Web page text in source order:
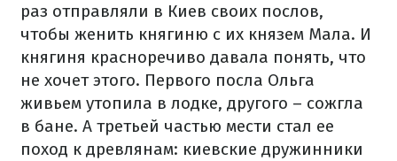
раз отправляли в Киев своих послов,
чтобы женить княгиню с их князем Мала. И
княгиня красноречиво давала понять, что
не хочет этого. Первого посла Ольга
живьем утопила в лодке, другого – сожгла
в бане. А третьей частью мести стал ее
поход к древлянам: киевские дружинники